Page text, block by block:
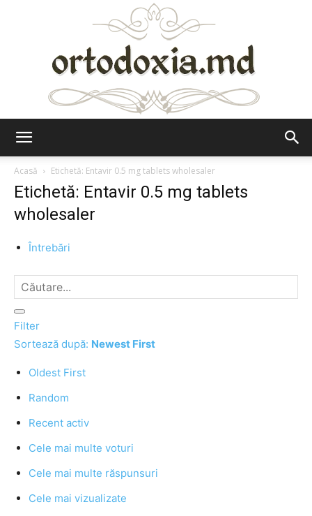
Acasă
Etichetă: Entavir 0.5 mg tablets wholesaler
Etichetă: Entavir 0.5 mg tablets
wholesaler
Întrebări
Filter
Sortează după: Newest First
Oldest First
Random
Recent activ
Cele mai multe voturi
Cele mai multe răspunsuri
Cele mai vizualizate